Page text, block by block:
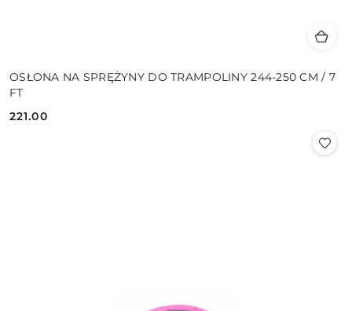
OSŁONA NA SPRĘŻYNY DO TRAMPOLINY 244-250 CM / 7
FT
Cena:
221.00